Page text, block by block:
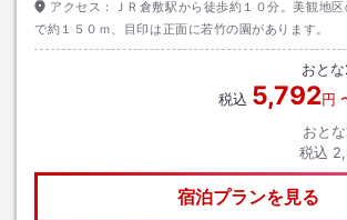
アクセス：
ＪＲ倉敷駅から徒歩約１０分。美観地
で約１５０ｍ、目印は正面に若竹の園があります。
おとな
税込 5,792円
おと
税込
宿泊プランを見る